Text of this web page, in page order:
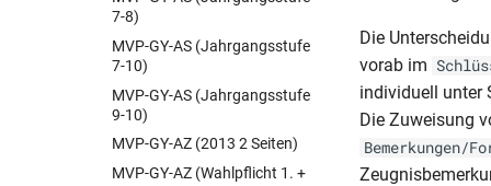
BER-BOS-HJZ (Schul Z 530)
(03.05)
BER-BQL TZ-AZ (Schul Z 507
BER-BQL TZ-HJZ (Schul Z 505
a-b-c)
BER-BQL TZ-HJZ (Schul Z 505
c)
7-8)
MVP-GY-AS (Jahrgangsstufe
7-10)
MVP-GY-AS (Jahrgangsstufe
9-10)
MVP-GY-AZ (2013 2 Seiten)
MVP-GY-AZ (Wahlpflicht 1. +
Die
vorab im
individuell unter
Die Zuweisung
Bemerkungen/